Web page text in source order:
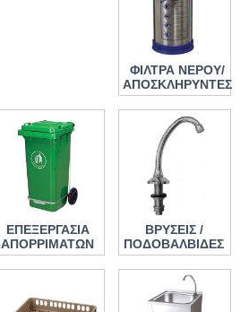
ΦΙΛΤΡΑ ΝΕΡΟΥ/
ΑΠΟΣΚΛΗΡΥΝΤΕΣ
ΕΠΕΞΕΡΓΑΣΙΑ
ΑΠΟΡΡΙΜΑΤΩΝ
ΒΡΥΣΕΙΣ /
ΠΟΔΟΒΑΛΒΙΔΕΣ